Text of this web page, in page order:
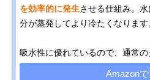
を効率的に発生させる仕組み。
分が蒸発してより冷たくなります
吸水性に優れているので、通常の
Amazonで